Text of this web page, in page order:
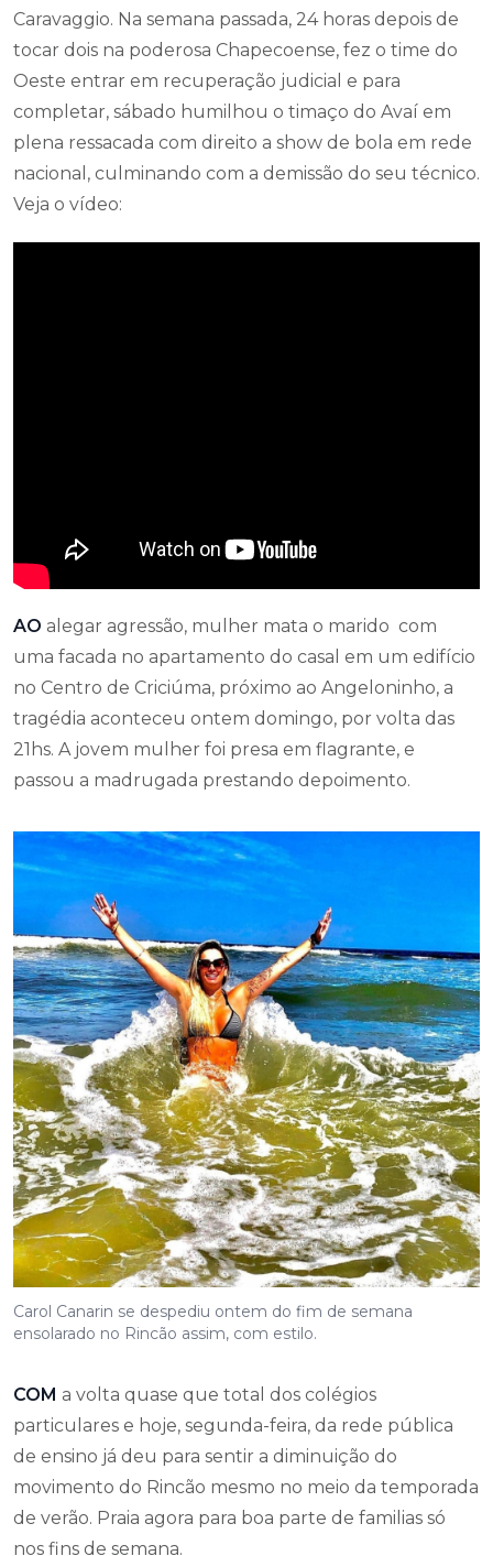
Caravaggio. Na semana passada, 24 horas depois de
tocar dois na poderosa Chapecoense, fez o time do
Oeste entrar em recuperação judicial e para
completar, sábado humilhou o timaço do Avaí em
plena ressacada com direito a show de bola em rede
nacional, culminando com a demissão do seu técnico.
Veja o vídeo:
AO alegar agressão, mulher mata o marido com
uma facada no apartamento do casal em um edifício
no Centro de Criciúma, próximo ao Angeloninho, a
tragédia aconteceu ontem domingo, por volta das
21hs. A jovem mulher foi presa em flagrante, e
passou a madrugada prestando depoimento.
Carol Canarin se despediu ontem do fim de semana
ensolarado no Rincão assim, com estilo.
COM a volta quase que total dos colégios
particulares e hoje, segunda-feira, da rede pública
de ensino já deu para sentir a diminuição do
movimento do Rincão mesmo no meio da temporada
de verão. Praia agora para boa parte de familias só
nos fins de semana.